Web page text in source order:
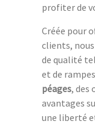
profiter de
Créée pour
clients,
de qualité
et de
péages, des
avantages
une liberté